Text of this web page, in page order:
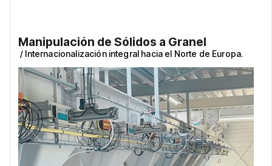
Manipulación de Sólidos a Granel
/ Internacionalización integral hacia el Norte de Europa.